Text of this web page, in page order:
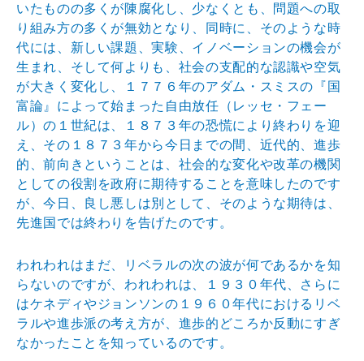
いたものの多くが陳腐化し、少なくとも、問題への取
り組み方の多くが無効となり、同時に、そのような時
代には、新しい課題、実験、イノベーションの機会が
生まれ、そして何よりも、社会の支配的な認識や空気
が大きく変化し、１７７６年のアダム・スミスの『国
富論』によって始まった自由放任（レッセ・フェー
ル）の１世紀は、１８７３年の恐慌により終わりを迎
え、その１８７３年から今日までの間、近代的、進歩
的、前向きということは、社会的な変化や改革の機関
としての役割を政府に期待することを意味したのです
が、今日、良し悪しは別として、そのような期待は、
先進国では終わりを告げたのです。
われわれはまだ、リベラルの次の波が何であるかを知
らないのですが、われわれは、１９３０年代、さらに
はケネディやジョンソンの１９６０年代におけるリベ
ラルや進歩派の考え方が、進歩的どころか反動にすぎ
なかったことを知っているのです。